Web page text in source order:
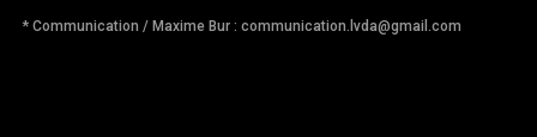
* Communication / Maxime Bur : communication.lvda@gmail.com